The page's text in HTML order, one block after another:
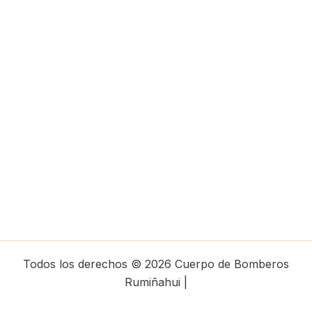
Todos los derechos © 2026 Cuerpo de Bomberos
Rumiñahui |